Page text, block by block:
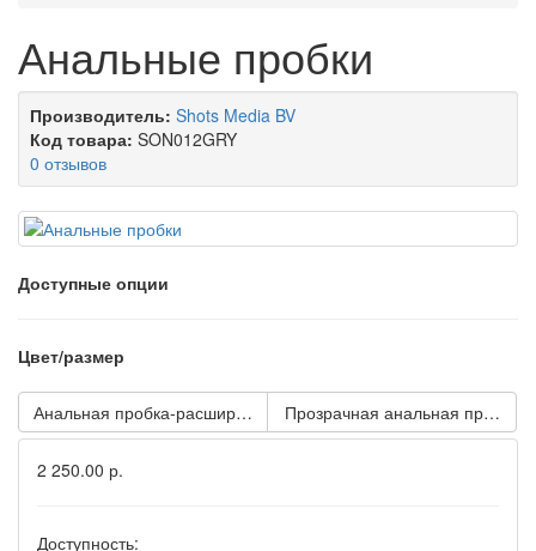
Анальные пробки
Производитель: Shots Media BV
Код товара: SON012GRY
0 отзывов
Доступные опции
Цвет/размер
Анальная пробка-расширитель COLT Expander Plug Medium -
Прозрачная анальная пробка
2 250.00 р.
Доступность: